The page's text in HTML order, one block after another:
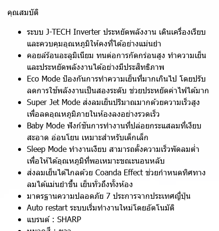
คุณสมบัติ
ระบบ J-TECH Inverter ประหยัดพลังงาน เดินเครื่องเรียบ
และควบคุมอุณหภูมิให้คงที่ได้อย่างแม่นยำ
คอยล์ร้อนอะลูมิเนียม ทนต่อการกัดกร่อนสูง ทำความเย็น
และประหยัดพลังงานได้อย่างมีประสิทธิภาพ
Eco Mode ป้องกันการทำความเย็นที่มากเกินไป โดยปรับ
ลดการใช้พลังงานเป็นสองระดับ ช่วยประหยัดค่าไฟได้มาก
Super Jet Mode ส่งลมเย็นปริมาณมากด้วยความเร็วสูง
เพื่อลดอุณหภูมิภายในห้องลงอย่างรวดเร็ว
Baby Mode ฟังก์ชันการทำงานที่ปล่อยกระแสลมที่เงียบ
สะอาด อ่อนโยน เหมาะสำหรับเด็กเล็ก
Sleep Mode ทำงานเงียบ สามารถตั้งความเร็วพัดลมต่ำ
เพื่อให้ได้อุณหภูมิที่พอเหมาะขณะนอนหลับ
ส่งลมเย็นได้ไกลด้วย Coanda Effect ช่วยกำหนดทิศทาง
ลมได้แม่นยำขึ้น เย็นทั่วถึงทั้งห้อง
มาตรฐานความปลอดภัย 7 ประการจากประเทศญี่ปุ่น
Auto restart ระบบเริ่มทำงานใหม่โดยอัตโนมัติ
แบรนด์ : SHARP